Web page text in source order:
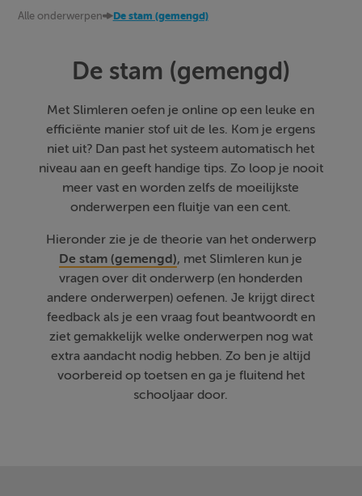
Alle onderwerpen De stam (gemengd)
De stam (gemengd)
Met Slimleren oefen je online op een leuke en
efficiënte manier stof uit de les. Kom je ergens
niet uit? Dan past het systeem automatisch het
niveau aan en geeft handige tips. Zo loop je nooit
meer vast en worden zelfs de moeilijkste
onderwerpen een fluitje van een cent.
Hieronder zie je de theorie van het onderwerp
De stam (gemengd), met Slimleren kun je
vragen over dit onderwerp (en honderden
andere onderwerpen) oefenen. Je krijgt direct
feedback als je een vraag fout beantwoordt en
ziet gemakkelijk welke onderwerpen nog wat
extra aandacht nodig hebben. Zo ben je altijd
voorbereid op toetsen en ga je fluitend het
schooljaar door.